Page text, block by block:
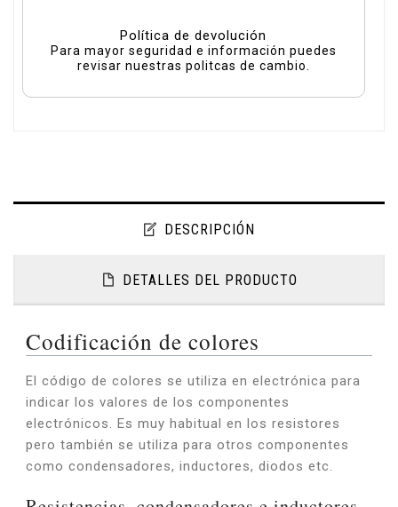
Política de devolución
Para mayor seguridad e información puedes
revisar nuestras politcas de cambio.
DESCRIPCIÓN
DETALLES DEL PRODUCTO
Codificación de colores
El código de colores se utiliza en electrónica para
indicar los valores de los componentes
electrónicos. Es muy habitual en los resistores
pero también se utiliza para otros componentes
como condensadores, inductores, diodos etc.